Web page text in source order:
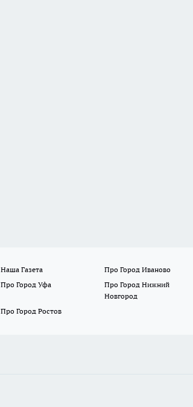
Наша Газета
Про Город Иваново
Про Город Уфа
Про Город Нижний
Новгород
Про Город Ростов